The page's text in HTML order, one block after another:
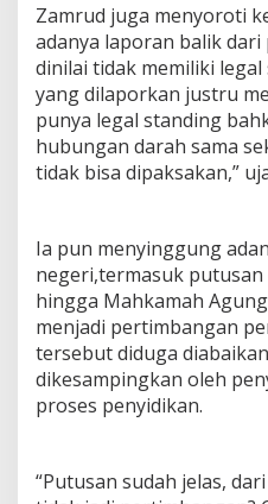
Zamrud juga menyoroti
adanya laporan balik
dinilai tidak memiliki legal
yang dilaporkan justru
punya legal standing
hubungan darah sama
tidak bisa dipaksakan,”
Ia pun menyinggung
negeri,termasuk putusan
hingga Mahkamah
menjadi pertimbangan
tersebut diduga
dikesampingkan oleh
proses penyidikan.
“Putusan sudah jelas,